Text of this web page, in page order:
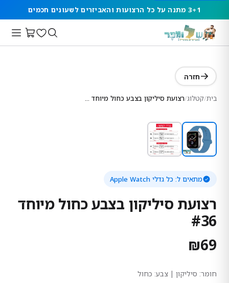
3+1 מתנה על כל הרצועות והאביזרים לשעונים חכמים
חזרה
בית/קטלוג/ רצועת סיליקון בצבע כחול מיוחד #36
מתאים ל: כל גדלי Apple Watch
רצועת סיליקון בצבע כחול מיוחד
#36
₪69
חומר: סיליקון | צבע: כחול